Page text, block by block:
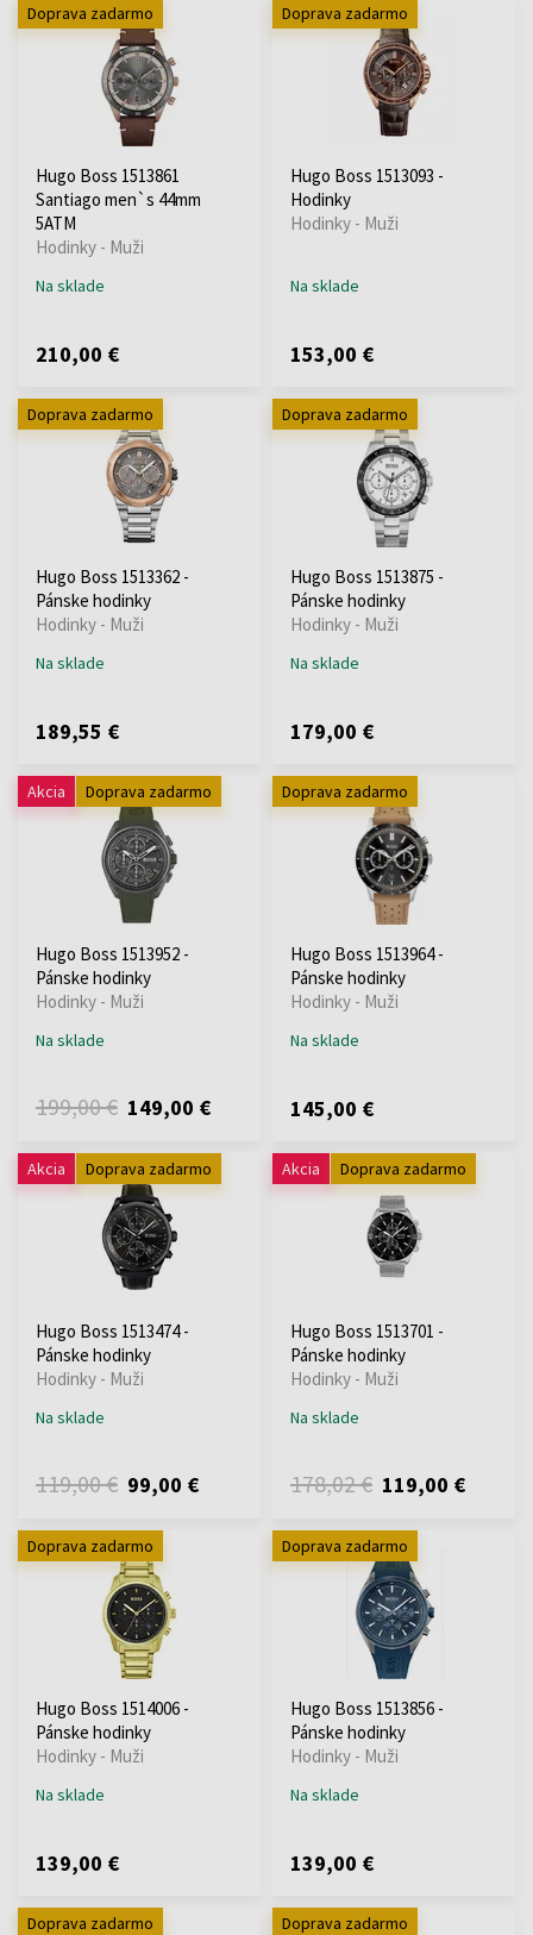
Doprava zadarmo
Hugo Boss 1513861
Santiago men`s 44mm
5ATM
Hodinky - Muži
Na sklade
210,00 €
Doprava zadarmo
Hugo Boss 1513093 -
Hodinky
Hodinky - Muži
Na sklade
153,00 €
Doprava zadarmo
Hugo Boss 1513362 -
Pánske hodinky
Hodinky - Muži
Na sklade
189,55 €
Doprava zadarmo
Hugo Boss 1513875 -
Pánske hodinky
Hodinky - Muži
Na sklade
179,00 €
Akcia Doprava zadarmo
Hugo Boss 1513952 -
Pánske hodinky
Hodinky - Muži
Na sklade
199,00 € 149,00 €
Doprava zadarmo
Hugo Boss 1513964 -
Pánske hodinky
Hodinky - Muži
Na sklade
145,00 €
Akcia Doprava zadarmo
Hugo Boss 1513474 -
Pánske hodinky
Hodinky - Muži
Na sklade
119,00 € 99,00 €
Akcia Doprava zadarmo
Hugo Boss 1513701 -
Pánske hodinky
Hodinky - Muži
Na sklade
178,02 € 119,00 €
Doprava zadarmo
Hugo Boss 1514006 -
Pánske hodinky
Hodinky - Muži
Na sklade
139,00 €
Doprava zadarmo
Hugo Boss 1513856 -
Pánske hodinky
Hodinky - Muži
Na sklade
139,00 €
Doprava zadarmo Doprava zadarmo